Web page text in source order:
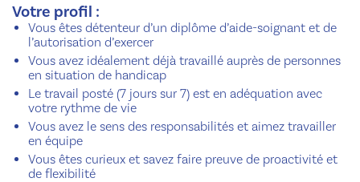
Votre profil :
Vous êtes détenteur d’un diplôme d’aide-soignant et de
l’autorisation d’exercer
Vous avez idéalement déjà travaillé auprès de personnes
en situation de handicap
Le travail posté (7 jours sur 7) est en adéquation avec
votre rythme de vie
Vous avez le sens des responsabilités et aimez travailler
en équipe
Vous êtes curieux et savez faire preuve de proactivité et
de flexibilité